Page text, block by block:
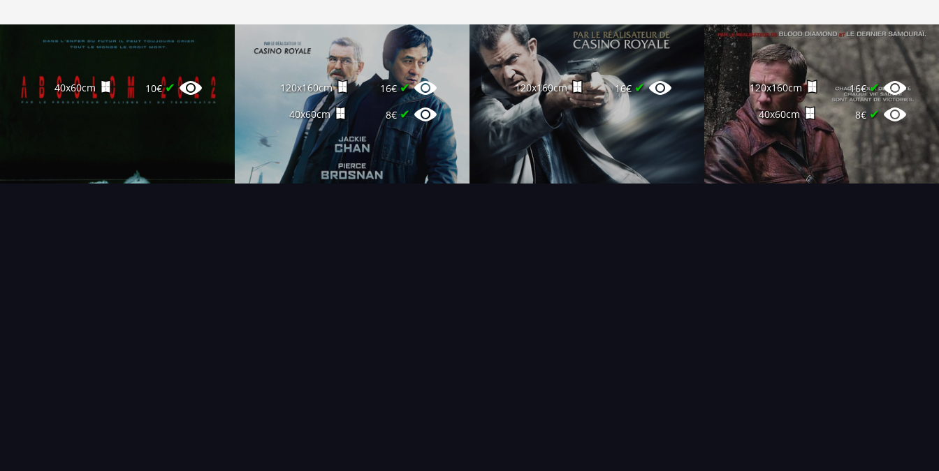
40x60cm 10€✔ 120x160cm 16€✔
40x60cm 8€✔
120x160cm 16€✔ 120x160cm 16€✔
40x60cm 8€ ✔